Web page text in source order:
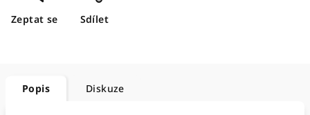
Zeptat se Sdílet
Popis Diskuze